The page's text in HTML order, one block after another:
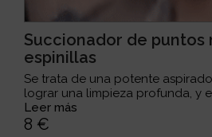
Succionador de puntos
espinillas
Se trata de una potente
lograr una limpieza profunda, y
Leer más
8 €